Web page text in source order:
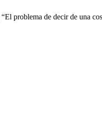
problema de decir de una